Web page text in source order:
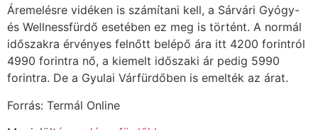
Áremelésre vidéken is számítani kell, a Sárvári Gyógy-
és Wellnessfürdő esetében ez meg is történt. A normál
időszakra érvényes felnőtt belépő ára itt 4200 forintról
4990 forintra nő, a kiemelt időszaki ár pedig 5990
forintra. De a Gyulai Várfürdőben is emelték az árat.
Forrás: Termál Online